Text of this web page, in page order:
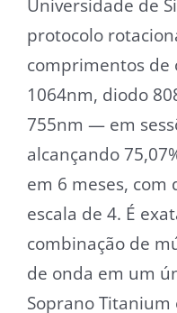
Universidade de
protocolo
comprimentos de
1064nm, diodo
755nm — em
alcançando
em 6 meses, com
escala de 4. É
combinação de
de onda em um
Soprano Titanium